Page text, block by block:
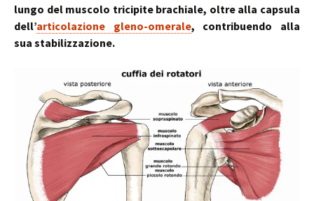
lungo del muscolo tricipite brachiale, oltre alla capsula
dell’articolazione gleno-omerale, contribuendo alla
sua stabilizzazione.